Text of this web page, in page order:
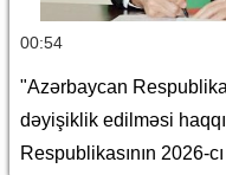
00:54
"Azərbaycan
dəyişiklik edilməsi
Respublikasının 2026-